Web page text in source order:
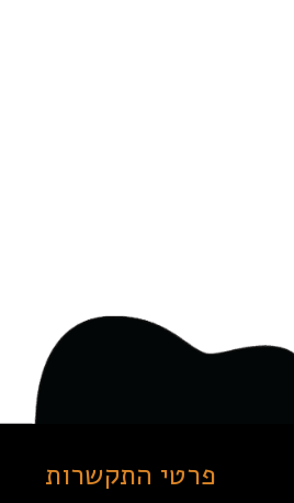
פרטי התקשרות